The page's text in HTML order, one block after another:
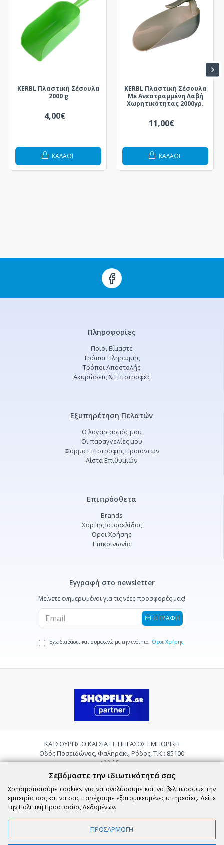
KERBL Πλαστική Σέσουλα
2000 g
4,00€
ΚΑΛΆΘΙ
KERBL Πλαστική Σέσουλα
Με Ανεστραμμένη Λαβή
Χωρητικότητας 2000γρ.
11,00€
ΚΑΛΆΘΙ
Πληροφορίες
Ποιοι Είμαστε
Τρόποι Πληρωμής
Τρόποι Αποστολής
Ακυρώσεις & Επιστροφές
Εξυπηρέτηση Πελατών
Ο λογαριασμός μου
Οι παραγγελίες μου
Φόρμα Επιστροφής Προϊόντων
Λίστα Επιθυμιών
Επιπρόσθετα
Brands
Χάρτης Ιστοσελίδας
Όροι Χρήσης
Επικοινωνία
Εγγραφή στο newsletter
Μείνετε ενημερωμένοι για τις νέες προσφορές μας!
ΕΓΓΡΑΦΗ
Έχω διαβάσει και συμφωνώ με την ενότητα Όροι Χρήσης
ΚΑΤΣΟΥΡΗΣ Θ ΚΑΙ ΣΙΑ ΕΕ ΠΗΓΑΣΟΣ ΕΜΠΟΡΙΚΗ
Οδός Ποσειδώνος, Φαληράκι, Ρόδος, Τ.Κ.: 85100
Ελλάδα
Τηλ.:2241085059
Email:
pigasosemporiki@gmail.com
Σεβόμαστε την ιδιωτικότητά σας
Χρησιμοποιούμε cookies για να αναλύσουμε και να βελτιώσουμε την
εμπειρία σας και να σας παρέχουμε εξατομικευμένες υπηρεσίες. Δείτε
την Πολιτική Προστασίας Δεδομένων.
ΠΡΟΣΑΡΜΟΓΗ